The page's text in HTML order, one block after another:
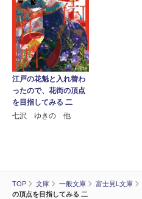
TOP 文庫 一般文庫 富士見L文庫
の頂点を目指してみる 二
江戸の花魁と入れ替わ
ったので、花街の頂点
を目指してみる 二
七沢 ゆきの 他